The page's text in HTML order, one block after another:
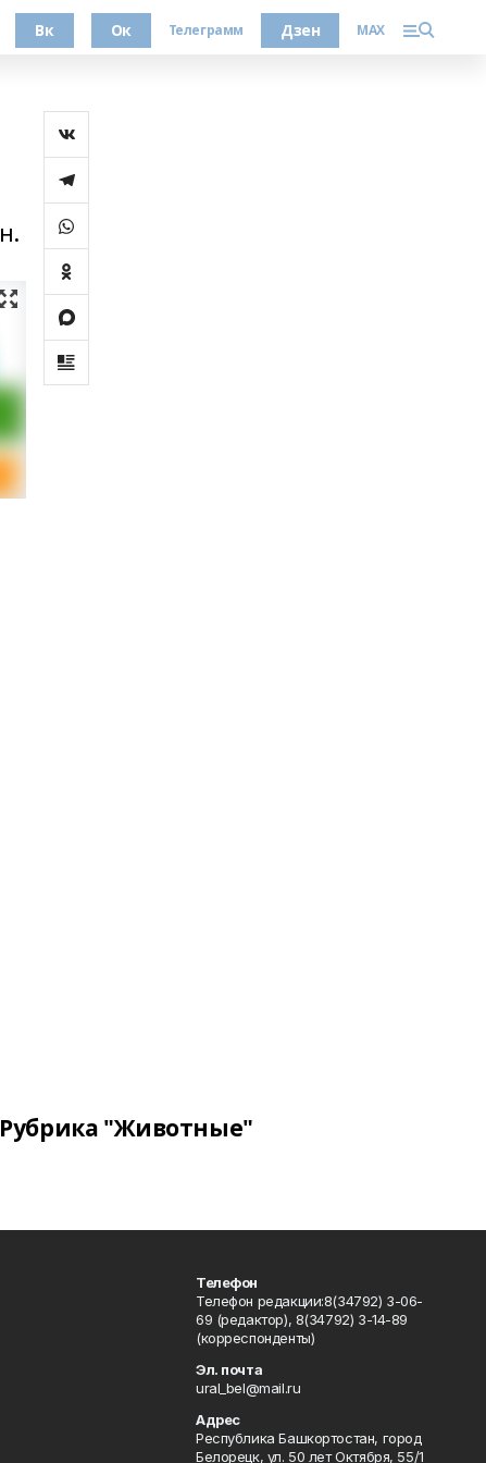
Вк Ок Телеграмм Дзен MAX
Рубрика "Животные"
Телефон
Телефон редакции:8(34792) 3-06-
69 (редактор), 8(34792) 3-14-89
(корреспонденты)
Эл. почта
ural_bel@mail.ru
Адрес
Республика Башкортостан, город
Белорецк, ул. 50 лет Октября, 55/1